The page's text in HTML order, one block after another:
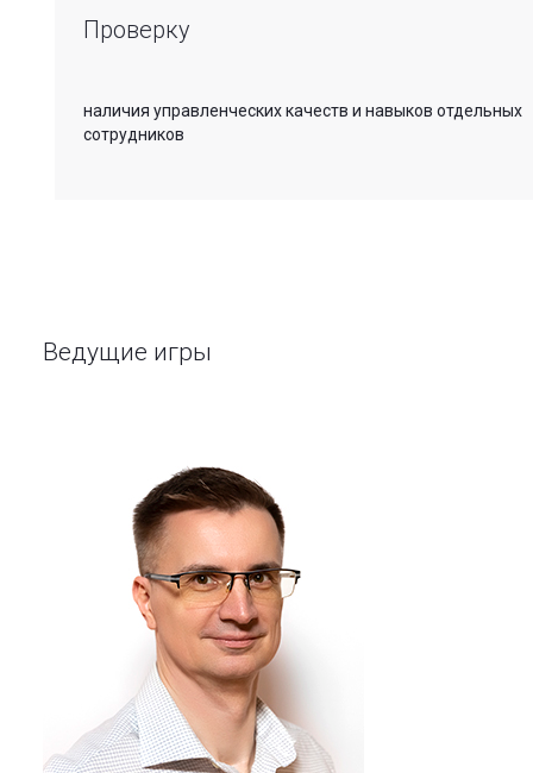
Проверку
наличия управленческих качеств и навыков отдельных
сотрудников
Ведущие игры